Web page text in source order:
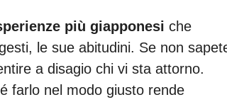
più giapponesi che
le sue abitudini. Se non
a disagio chi vi sta attorno.
farlo nel modo giusto rende